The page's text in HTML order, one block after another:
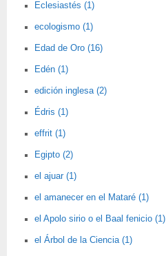
Eclesiastés (1)
ecologismo (1)
Edad de Oro (16)
Edén (1)
edición inglesa (2)
Édris (1)
effrit (1)
Egipto (2)
el ajuar (1)
el amanecer en el Mataré (1)
el Apolo sirio o el Baal fenicio (1)
el Árbol de la Ciencia (1)